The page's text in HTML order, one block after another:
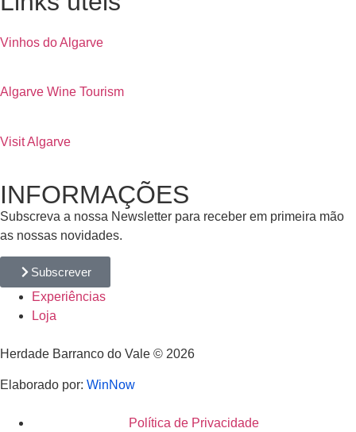
Vinhos do Algarve
Algarve Wine Tourism
Visit Algarve
INFORMAÇÕES
Subscreva a nossa Newsletter para receber em primeira mão
as nossas novidades.
Subscrever
Experiências
Loja
Herdade Barranco do Vale © 2026
Elaborado por: WinNow
Política de Privacidade